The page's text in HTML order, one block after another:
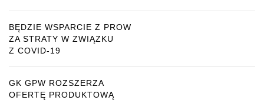
BĘDZIE WSPARCIE Z PROW
ZA STRATY W ZWIĄZKU
Z COVID-19
GK GPW ROZSZERZA
OFERTĘ PRODUKTOWĄ